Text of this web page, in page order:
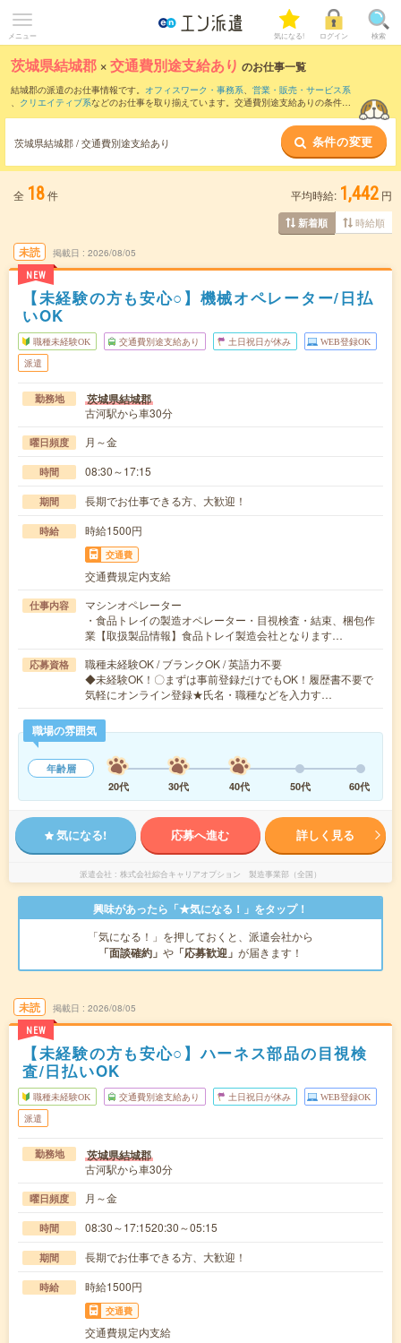
メニュー 気になる! ログイン 検索
茨城県結城郡 ×交通費別途支給あり のお仕事一覧
結城郡の派遣のお仕事情報です。 オフィスワーク・事務系、 営業・販売・サービス系
、 クリエイティブ系などのお仕事を取り揃えています。交通費別途支給ありの条件の
茨城県結城郡 / 交通費別途支給あり 条件の変更
全 18件 平均時給: 1,442 円
新着順 時給順
未読
NEW
掲載日 2026/08/05
【未経験の方も安心○】機械オペレーター/日払
いOK
職種未経験OK 交通費別途支給あり 土日祝日が休み WEB登録OK
派遣
勤務地 茨城県結城郡
古河駅から車30分
曜日頻度 月～金
時間 08:30～17:15
期間 長期でお仕事できる方、大歓迎！
時給 時給1500円
交通費
交通費規定内支給
仕事内容
マシンオペレーター
・食品トレイの製造オペレーター・目視検査・結束、梱包作
業【取扱製品情報】食品トレイ製造会社となります…
応募資格
職種未経験OK / ブランクOK / 英語力不要
◆未経験OK！〇まずは事前登録だけでもOK！履歴書不要で
気軽にオンライン登録★氏名・職種などを入力す…
職場の雰囲気
年齢層
20代
30代 40代 50代 60代
気になる! 応募へ進む 詳しく見る
派遣会社 株式会社綜合キャリアオプション 製造事業部（全国）
興味があったら「★気になる！」をタップ！
「気になる！」を押しておくと、派遣会社から
「面談確約」 や 「応募歓迎」 が届きます！
未読
NEW
掲載日 2026/08/05
【未経験の方も安心○】ハーネス部品の目視検
査/日払いOK
職種未経験OK 交通費別途支給あり 土日祝日が休み WEB登録OK
派遣
勤務地 茨城県結城郡
古河駅から車30分
曜日頻度 月～金
時間 08:30～17:1520:30～05:15
期間 長期でお仕事できる方、大歓迎！
時給 時給1500円
交通費
交通費規定内支給